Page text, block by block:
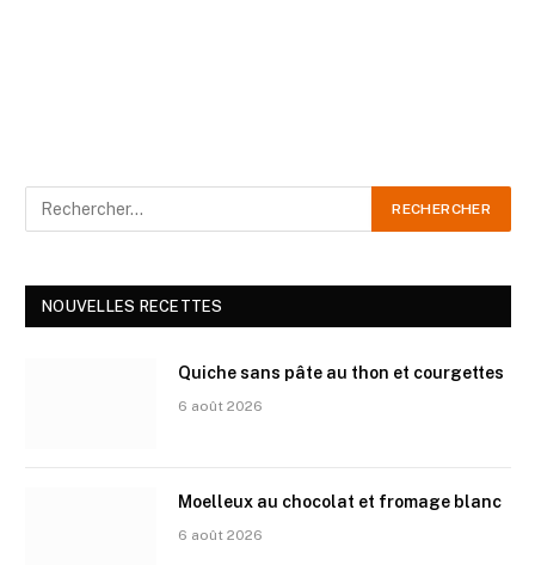
NOUVELLES RECETTES
Quiche sans pâte au thon et courgettes
6 août 2026
Moelleux au chocolat et fromage blanc
6 août 2026